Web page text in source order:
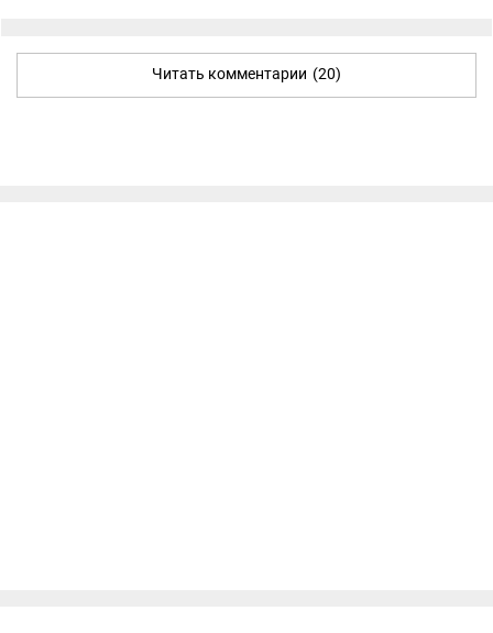
Читать комментарии (20)